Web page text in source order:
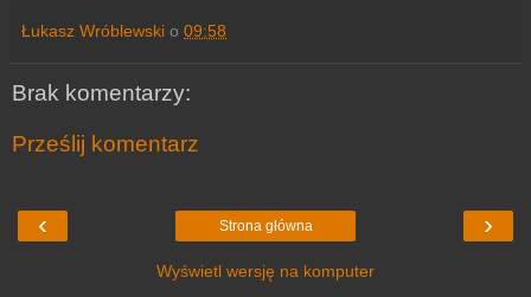
Łukasz Wróblewski o 09:58
Brak komentarzy:
Prześlij komentarz
‹ ›
Strona główna
Wyświetl wersję na komputer